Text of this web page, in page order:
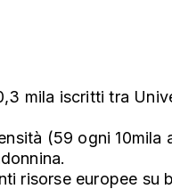
mila iscritti tra
(59 ogni 10mila
risorse europee su